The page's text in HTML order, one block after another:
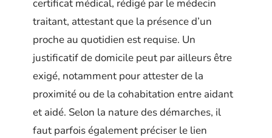
certificat médical, rédigé par le médecin
traitant, attestant que la présence d’un
proche au quotidien est requise. Un
justificatif de domicile peut par ailleurs être
exigé, notamment pour attester de la
proximité ou de la cohabitation entre aidant
et aidé. Selon la nature des démarches, il
faut parfois également préciser le lien